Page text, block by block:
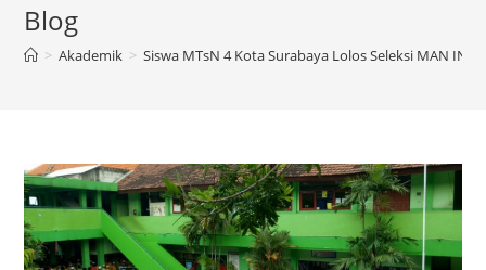
Blog
> Akademik > Siswa MTsN 4 Kota Surabaya Lolos Seleksi MAN